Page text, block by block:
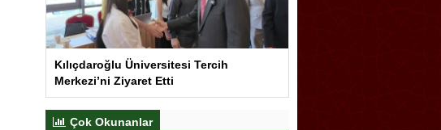
Kılıçdaroğlu Üniversitesi Tercih
Merkezi’ni Ziyaret Etti
Çok Okunanlar